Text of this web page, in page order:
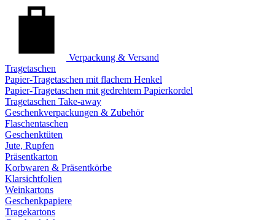
Verpackung & Versand
Tragetaschen
Papier-Tragetaschen mit flachem Henkel
Papier-Tragetaschen mit gedrehtem Papierkordel
Tragetaschen Take-away
Geschenkverpackungen & Zubehör
Flaschentaschen
Geschenktüten
Jute, Rupfen
Präsentkarton
Korbwaren & Präsentkörbe
Klarsichtfolien
Weinkartons
Geschenkpapiere
Tragekartons